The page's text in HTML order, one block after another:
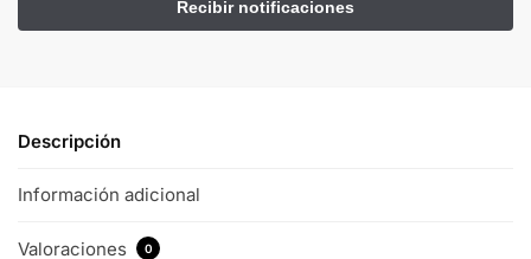
Descripción
Información adicional
Valoraciones 0